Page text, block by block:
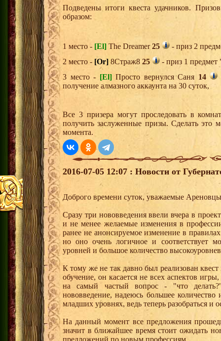
Подведены итоги квеста удачников.
образом:
1 место - [El] The Dreamer25
- приз 2
2 место - [Or] 8Страж8 25
- приз 1 предмет
3 место - [El]Просто вернулся Саня 14
получение алмазного аккаунта на 30 суток,
Все 3 призера могут проследовать в
получить заслуженные призы. Сделать это
момента.
2016-07-05 12:07 : Новости от
Доброго времени суток, уважаемые
Сразу три нововведения ввели вчера в
и не менее желаемые изменения в
ранее не анонсируемое изменение в
но оно очень логичное и соответствует
уровней и большое количество
К тому же не так давно был реализован
обучение, он касается не всех аспектов
на самый частый вопрос - "что
нововведение, надеюсь большее количество
младших уровнях, ведь теперь разобраться и
На данный момент все предложения
значит в ближайшее время стоит ожидать